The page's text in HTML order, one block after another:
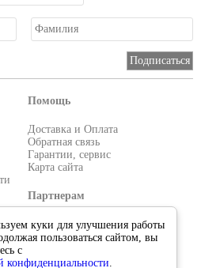
Помощь
Доставка и Оплата
Обратная связь
Гарантии, сервис
Карта сайта
Партнерам
Условия работы
Реквизиты
куки для улучшения работы
пользоваться сайтом, вы
с
конфиденциальности.